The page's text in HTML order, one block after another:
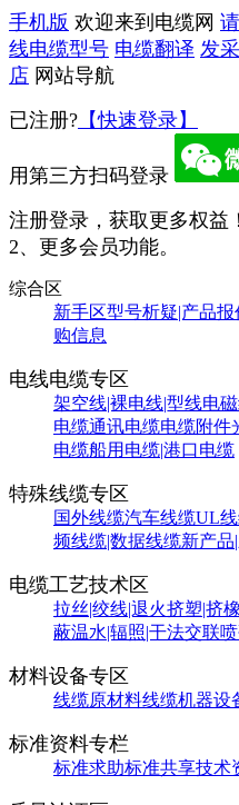
手机版 欢迎来到电缆网
线电缆型号 电缆翻译 发
店 网站导航
已注册? 【快速登录】
用第三方扫码登录
注册登录，获取更多权益！
2、更多会员功能。
综合区
新手区型号析疑|产品报
购信息
电线电缆专区
架空线|裸电线|型线电
电缆通讯电缆电缆附件
电缆船用电缆|港口电缆
特殊线缆专区
国外线缆汽车线缆UL
频线缆|数据线缆新产品
电缆工艺技术区
拉丝|绞线|退火挤塑|挤
蔽温水|辐照|干法交联
材料设备专区
线缆原材料线缆机器设
标准资料专栏
标准求助标准共享技术